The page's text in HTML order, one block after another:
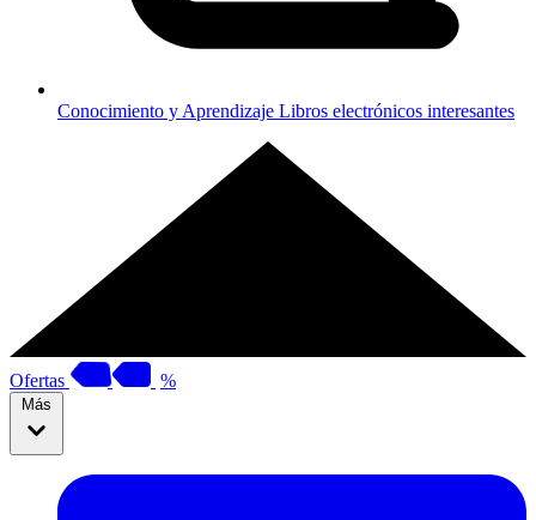
Conocimiento y Aprendizaje Libros electrónicos interesantes
Ofertas %
Más